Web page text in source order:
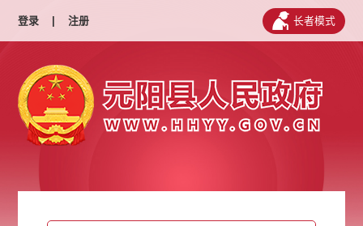
登录 | 注册 长者模式